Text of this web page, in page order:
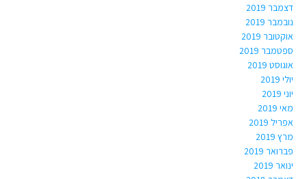
דצמבר 2019
נובמבר 2019
אוקטובר 2019
ספטמבר 2019
אוגוסט 2019
יולי 2019
יוני 2019
מאי 2019
אפריל 2019
מרץ 2019
פברואר 2019
ינואר 2019